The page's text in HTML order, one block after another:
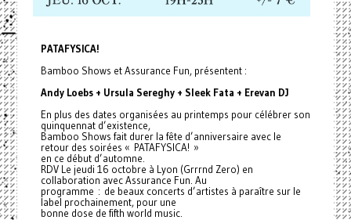
PATAFYSICA!
Bamboo Shows et Assurance Fun, présentent :
Andy Loebs + Ursula Sereghy + Sleek Fata + Erevan DJ
En plus des dates organisées au printemps pour célébrer son
quinquennat d’existence,
Bamboo Shows fait durer la fête d’anniversaire avec le
retour des soirées « PATAFYSICA! »
en ce début d’automne.
RDV Le jeudi 16 octobre à Lyon (Grrrnd Zero) en
collaboration avec Assurance Fun. Au
programme : de beaux concerts d’artistes à paraître sur le
label prochainement, pour une
bonne dose de fifth world music.